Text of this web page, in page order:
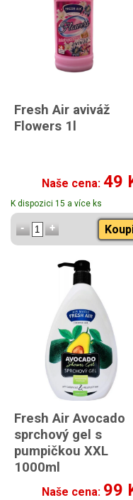
Fresh Air aviváž
Flowers 1l
Naše cena: 49
K dispozici 15 a více ks
Fresh Air Avocado
sprchový gel s
pumpičkou XXL
1000ml
Naše cena: 99